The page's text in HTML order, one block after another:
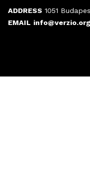
ADDRESS 1051
EMAIL info@verzio.org